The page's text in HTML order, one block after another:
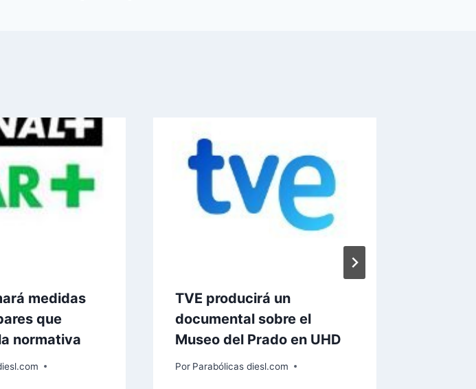
medidas
que
normativa
TVE producirá un
documental sobre el
Museo del Prado en UHD
Por Parabólicas diesl.com